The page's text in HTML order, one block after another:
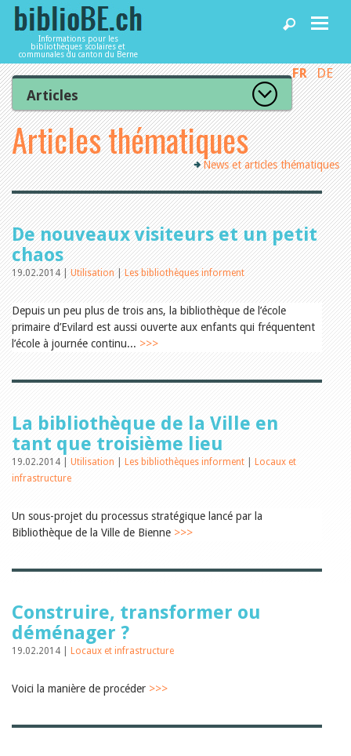
Informations pour les
bibliothèques scolaires et
communales du canton du Berne
Accueil
Articles
Bibliothèques
Agenda
Services
Utiliser biblioBE.ch
FR DE
Articles
Tous les articles
Articles recommandés
Les mieux notés
Catégories
L’Office de la culture informe
La Commission informe
Les bibliothèques informent
Organisation
Locaux et infrastructure
Collections
Utilisation
Finances
Personnel
Gestion de la qualité
Droit et politique
Relations publiques
Du monde entier
Tags
Manifestations
Formation et perfectionnement
Ecole et bibliothèque
Bibliosuisse
Littérature de jeunesse
Encouragement des
bibliothèques
Bibliomedia
Tous les tags
Julie Greub
Articles thématiques
News et articles thématiques
De nouveaux visiteurs et un petit
chaos
19.02.2014 |Utilisation|Les bibliothèques informent
Depuis un peu plus de trois ans, la bibliothèque de l’école
primaire d’Evilard est aussi ouverte aux enfants qui fréquentent
l’école à journée continu... >>>
La bibliothèque de la Ville en
tant que troisième lieu
19.02.2014 | Utilisation Les bibliothèques informent
Locaux et
infrastructure
Un sous-projet du processus stratégique lancé par la
Bibliothèque de la Ville de Bienne >>>
Construire, transformer ou
déménager ?
19.02.2014 | Locaux et infrastructure
Voici la manière de procéder >>>